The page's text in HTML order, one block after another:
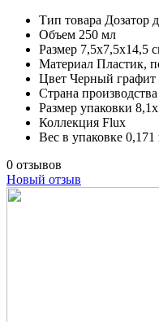
Тип товара Дозатор
Объем 250 мл
Размер 7,5х7,5х14,5
Материал Пластик,
Цвет Черный графит
Страна производства
Размер упаковки
Коллекция Flux
Вес в упаковке 0,171
0 отзывов
Новый отзыв